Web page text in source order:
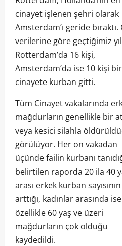
cinayet işlenen şehri olarak
Amsterdam’ı geride bıraktı.
verilerine göre geçtiğimiz yıl
Rotterdam’da 16 kişi,
Amsterdam’da ise 10 kişi bir
cinayete kurban gitti.
Tüm Cinayet vakalarında
mağdurların genellikle bir
veya kesici silahla
görülüyor. Her on vakadan
üçünde failin kurbanı
belirtilen raporda 20 ila 40
arası erkek kurban sayısının
arttığı, kadınlar arasında ise
özellikle 60 yaş ve üzeri
mağdurların çok olduğu
kaydedildi.